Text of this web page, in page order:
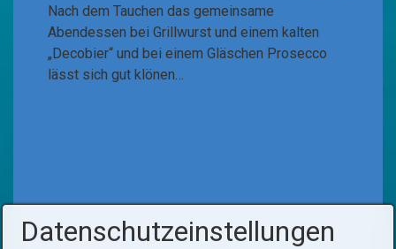
Nach dem Tauchen das gemeinsame
Abendessen bei Grillwurst und einem kalten
„Decobier“ und bei einem Gläschen Prosecco
lässt sich gut klönen…
Datenschutzeinstellungen